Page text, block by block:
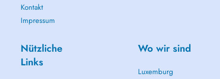
Kontakt
Impressum
Nützliche
Links
Wo wir sind
Luxemburg